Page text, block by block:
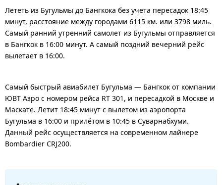
Лететь из Бугульмы до Бангкока без учета пересадок 18:45
минут, расстояние между городами 6115 км. или 3798 миль.
Самый ранний утренний самолет из Бугульмы отправляется
в Бангкок в 16:00 минут. А самый поздний вечерний рейс
вылетает в 16:00.
Самый быстрый авиабилет Бугульма — Бангкок от компании
ЮВТ Аэро с номером рейса RT 301, и пересадкой в Москве и
Маскате. Летит 18:45 минут с вылетом из аэропорта
Бугульма в 16:00 и прилётом в 10:45 в Суварнабхуми.
Данный рейс осуществляется на современном лайнере
Bombardier CRJ200.